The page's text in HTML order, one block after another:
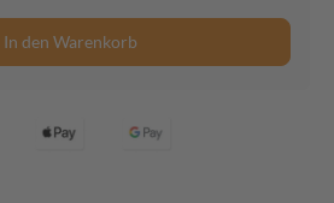
In den Warenkorb